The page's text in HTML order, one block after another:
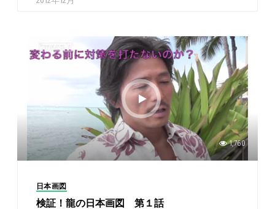
1,760
日本画図
検証！龍の日本画図 第１話